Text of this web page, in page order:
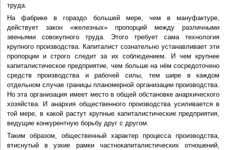
труда.
На фабрике в гораздо большей мере, чем в мануфактуре,
действует закон «железных» пропорций между различными
звеньями совокупного труда. Этого требует сама технология
крупного производства. Капиталист сознательно устанавливает эти
пропорции и строго следит за их соблюдением. И чем крупнее
капиталистическое предприятие, чем больше на нём сосредоточено
средств производства и рабочей силы, тем шире в каждом
отдельном случае границы планомерной организации производства.
Но эта организация имеет место в общей обстановке анархического
хозяйства. И анархия общественного производства усиливается в
той мере, в какой растут крупные капиталистические предприятия,
ведущие конкурентную борьбу друг с другом.
Таким образом, общественный характер процесса производства,
втиснутый в узкие рамки частнокапиталистических отношений,